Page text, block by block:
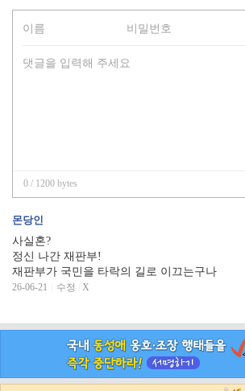
0 / 1200 bytes
몬당인
사실혼?
정신 나간 재판부!
재판부가 국민을 타락의 길로 이끄는구나
26-06-21 수정 X